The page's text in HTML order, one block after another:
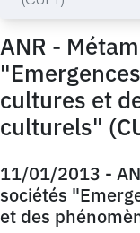
ANR -
cultures et
culturels"
11/01/2013 -
sociétés
et des